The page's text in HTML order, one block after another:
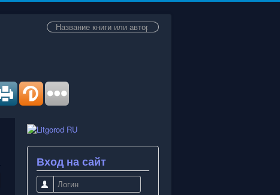
Искать...
Вход на сайт
Логин